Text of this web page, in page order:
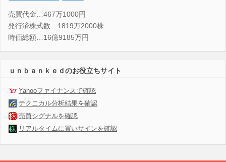
売買代金…467万1000円
発行済株式数…1819万2000株
時価総額…16億9185万円
ｕｎｂａｎｋｅｄのお役立ちサイト
Yahooファイナンスで確認
テクニカル分析結果を確認
売買シグナルを確認
リアルタイムに買いサインを確認